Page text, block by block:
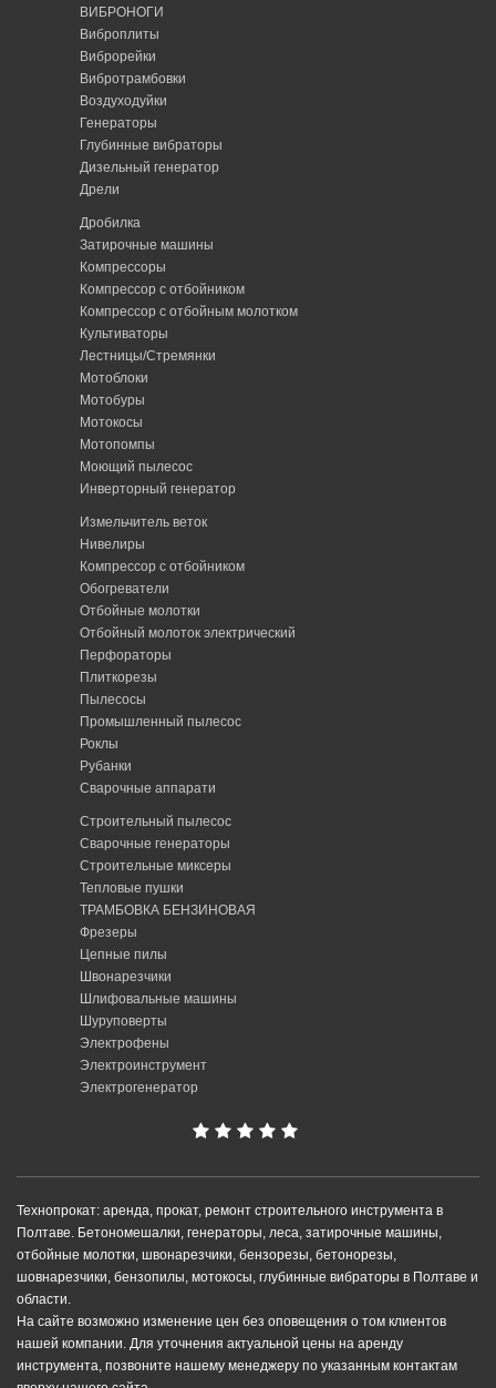
ВИБРОНОГИ
Виброплиты
Виброрейки
Вибротрамбовки
Воздуходуйки
Генераторы
Глубинные вибраторы
Дизельный генератор
Дрели
Дробилка
Затирочные машины
Компрессоры
Компрессор с отбойником
Компрессор с отбойным молотком
Культиваторы
Лестницы/Стремянки
Мотоблоки
Мотобуры
Мотокосы
Мотопомпы
Моющий пылесос
Инверторный генератор
Измельчитель веток
Нивелиры
Компрессор с отбойником
Обогреватели
Отбойные молотки
Отбойный молоток электрический
Перфораторы
Плиткорезы
Пылесосы
Промышленный пылесос
Роклы
Рубанки
Сварочные аппарати
Строительный пылесос
Сварочные генераторы
Строительные миксеры
Тепловые пушки
ТРАМБОВКА БЕНЗИНОВАЯ
Фрезеры
Цепные пилы
Швонарезчики
Шлифовальные машины
Шуруповерты
Электрофены
Электроинструмент
Электрогенератор
Технопрокат: аренда, прокат, ремонт строительного инструмента в
Полтаве. Бетономешалки, генераторы, леса, затирочные машины,
отбойные молотки, швонарезчики, бензорезы, бетонорезы,
шовнарезчики, бензопилы, мотокосы, глубинные вибраторы в Полтаве и
области.
На сайте возможно изменение цен без оповещения о том клиентов
нашей компании. Для уточнения актуальной цены на аренду
инструмента, позвоните нашему менеджеру по указанным контактам